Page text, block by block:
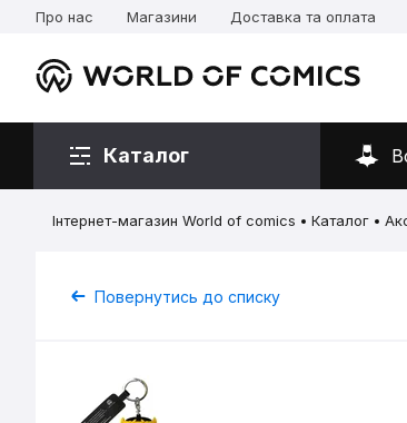
Про нас Магазини Доставка та оплата
Каталог
Інтернет-магазин World of comics Каталог
Повернутись до списку